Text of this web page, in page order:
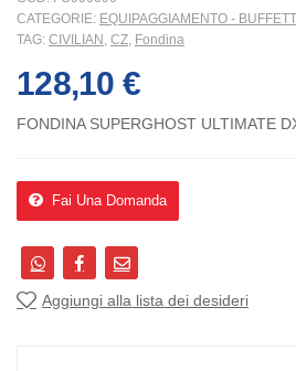
CATEGORIE: EQUIPAGGIAMENTO -
TAG: CIVILIAN , CZ, Fondina
128,10 €
FONDINA SUPERGHOST ULTIMATE
Fai Una Domanda
Aggiungi alla lista dei desideri